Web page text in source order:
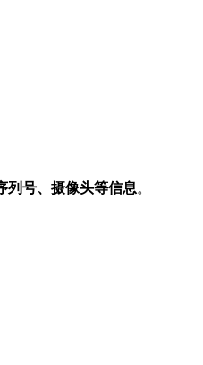
列号、摄像头等信息。